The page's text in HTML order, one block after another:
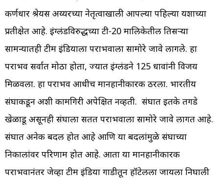
कर्णधार श्रेयस अय्यरच्या नेतृत्वाखाली आपल्या पहिल्या यशाच्या
प्रतीक्षेत आहे. इंग्लंडविरुद्धच्या टी-20 मालिकेतील तिसऱ्या
सामन्यातही टीम इंडियाला पराभवाला सामोरे जावे लागले. हा
पराभव सर्वात मोठा होता, ज्यात इंग्लंडने 125 धावांनी विजय
मिळवला. हा पराभव आधीच मानहानीकारक ठरला. भारतीय
संघाकडून अशी कामगिरी अपेक्षित नव्हती. संघात इतके तगडे
खेळाडू असूनही संघाला सतत पराभवाला सामोरे जावे लागत आहे.
संघात अनेक बदल होत आहे आणि या बदलांमुळे संघाच्या
निकालांवर परिणाम होत आहे. आता या मानहानीकारक
पराभवानंतर जेव्हा टीम इंडिया गाडीतून हॉटेलला जायला निघाली